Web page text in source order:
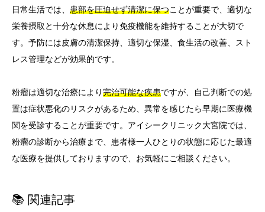
日常生活では、 患部を圧迫せず清潔に保つことが重要で、適切な
栄養摂取と十分な休息により免疫機能を維持することが大切で
す。予防には皮膚の清潔保持、適切な保湿、食生活の改善、スト
レス管理などが効果的です。
粉瘤は適切な治療により完治可能な疾患ですが、自己判断での処
置は症状悪化のリスクがあるため、異常を感じたら早期に医療機
関を受診することが重要です。アイシークリニック大宮院では、
粉瘤の診断から治療まで、患者様一人ひとりの状態に応じた最適
な医療を提供しておりますので、お気軽にご相談ください。
📚 関連記事